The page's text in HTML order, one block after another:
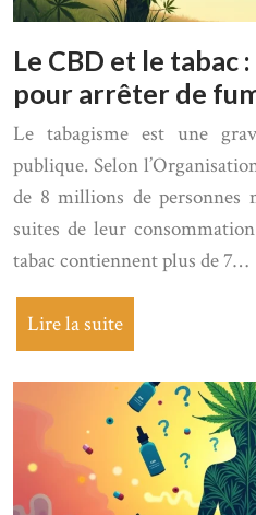
Le CBD et le tabac
pour arrêter de
Le tabagisme est une
publique. Selon
de 8 millions de personnes
suites de leur
tabac contiennent plus de 7…
Lire la suite